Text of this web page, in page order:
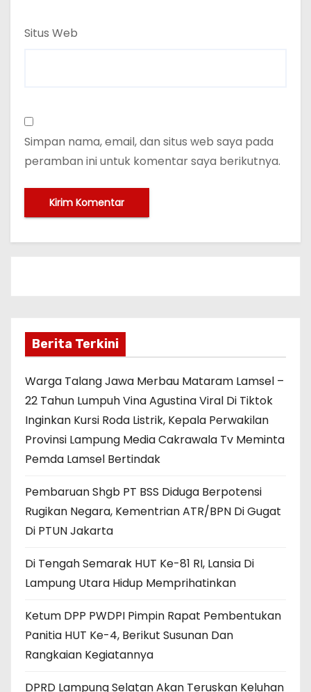
Situs Web
Simpan nama, email, dan situs web saya pada
peramban ini untuk komentar saya berikutnya.
Berita Terkini
Warga Talang Jawa Merbau Mataram Lamsel –
22 Tahun Lumpuh Vina Agustina Viral Di Tiktok
Inginkan Kursi Roda Listrik, Kepala Perwakilan
Provinsi Lampung Media Cakrawala Tv Meminta
Pemda Lamsel Bertindak
Pembaruan Shgb PT BSS Diduga Berpotensi
Rugikan Negara, Kementrian ATR/BPN Di Gugat
Di PTUN Jakarta
Di Tengah Semarak HUT Ke-81 RI, Lansia Di
Lampung Utara Hidup Memprihatinkan
Ketum DPP PWDPI Pimpin Rapat Pembentukan
Panitia HUT Ke-4, Berikut Susunan Dan
Rangkaian Kegiatannya
DPRD Lampung Selatan Akan Teruskan Keluhan